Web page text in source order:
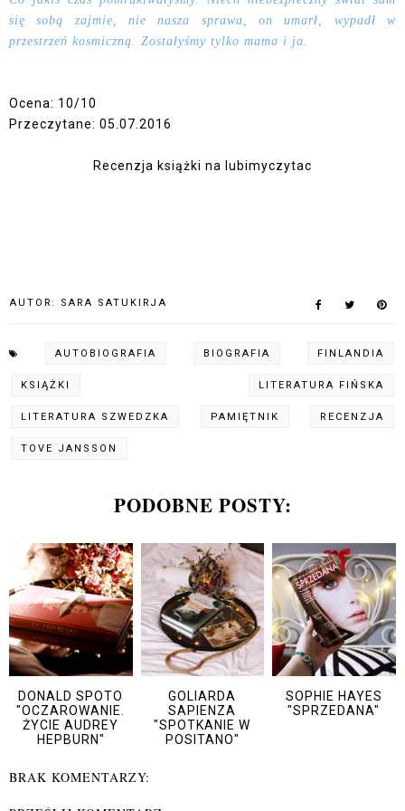
się sobą zajmie, nie nasza sprawa, on umarł, wypadł w
przestrzeń kosmiczną. Zostałyśmy tylko mama i ja.
Ocena: 10/10
Przeczytane: 05.07.2016
Recenzja książki na lubimyczytac
AUTOR: SARA SATUKIRJA
AUTOBIOGRAFIA BIOGRAFIA FINLANDIA
KSIĄŻKI LITERATURA FIŃSKA
LITERATURA SZWEDZKA PAMIĘTNIK RECENZJA
TOVE JANSSON
PODOBNE POSTY:
DONALD SPOTO
"OCZAROWANIE.
ŻYCIE AUDREY
HEPBURN"
GOLIARDA
SAPIENZA
"SPOTKANIE W
POSITANO"
SOPHIE HAYES
"SPRZEDANA"
BRAK KOMENTARZY: